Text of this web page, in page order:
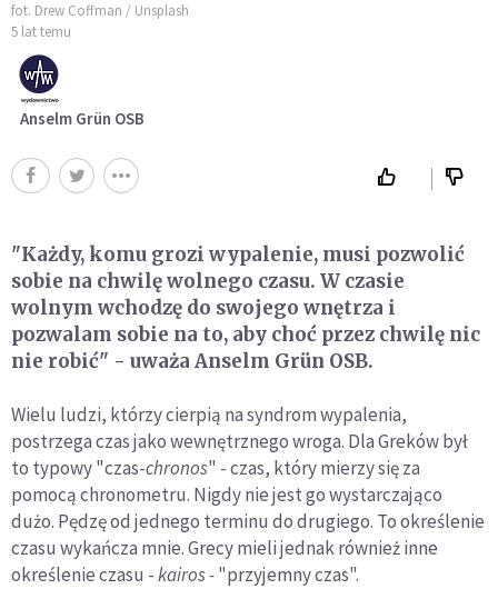
fot. Drew Coffman / Unsplash
5 lat temu
Anselm Grün OSB
"Każdy, komu grozi wypalenie, musi pozwolić
sobie na chwilę wolnego czasu. W czasie
wolnym wchodzę do swojego wnętrza i
pozwalam sobie na to, aby choć przez chwilę nic
nie robić" - uważa Anselm Grün OSB.
Wielu ludzi, którzy cierpią na syndrom wypalenia,
postrzega czas jako wewnętrznego wroga. Dla Greków był
to typowy "czas-chronos" - czas, który mierzy się za
pomocą chronometru. Nigdy nie jest go wystarczająco
dużo. Pędzę od jednego terminu do drugiego. To określenie
czasu wykańcza mnie. Grecy mieli jednak również inne
określenie czasu -kairos -"przyjemny czas".